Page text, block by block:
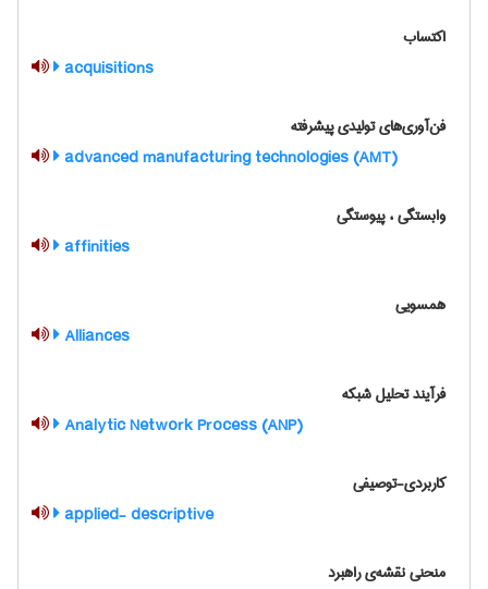
اکتساب
acquisitions
فن‌آوری‌های تولیدی پیشرفته
advanced manufacturing technologies (AMT)
وابستگی ، پیوستگی
affinities
همسویی
Alliances
فرآیند تحلیل شبکه
Analytic Network Process (ANP)
کاربردي-توصيفي
applied- descriptive
منحنی نقشه‌ی راهبرد